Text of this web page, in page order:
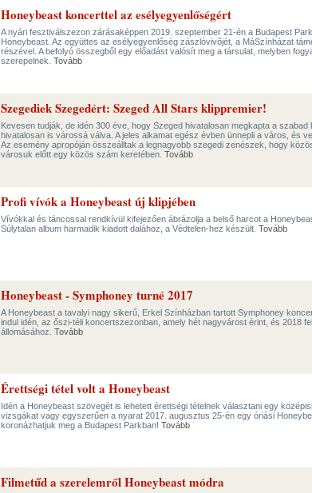
Honeybeast koncerttel az esélyegyenlőségért
A nyári fesztiválszezon zárásaképpen 2019. szeptember 21-én a Budapest
Honeybeast. Az együttes az esélyegyenlőség zászlóvivőjét, a MáSzínházat
részével. A befolyó összegből egy előadást valósít meg a társulat, melyben
szerepelnek. Tovább
Szegediek Szegedért: Szeged All Stars klippremier!
Kevesen tudják, de idén 300 éve, hogy Szeged hivatalosan megkapta a
hivatalosan is várossá válva. A jeles alkamat egész évben ünnepli a város, és
Az esemény apropóján összeálltak a legnagyobb szegedi zenészek, hogy
városuk előtt egy közös szám keretében. Tovább
Profi vívók a Honeybeast új klipjében
Vívókkal és táncossal rendkívül kifejezően ábrázolja a belső harcot a
Súlytalan album harmadik kiadott dalához, a Védtelen-hez készült. Tovább
Honeybeast - Symphoney turné 2017
A Honeybeast a tavalyi nagy sikerű, Erkel Színházban tartott Symphoney
indul idén, az őszi-téli koncertszezonban, amely hét nagyvárost érint, és 2018
állomásához. Tovább
Érettségi tétel volt a Honeybeast
Idén a Honeybeast szövegét is lehetett érettségi tételnek választani egy
vizsgákat vagy egyszerűen a nyarat 2017. augusztus 25-én egy óriási
koronázhatjuk meg a Budapest Parkban! Tovább
Filmetűd a szerelemről Honeybeast módra